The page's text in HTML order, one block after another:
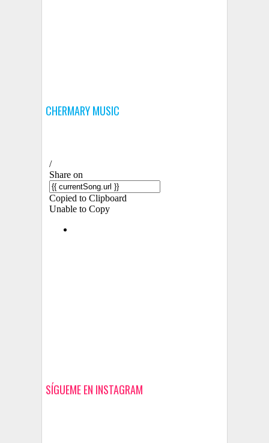
CHERMARY MUSIC
SÍGUEME EN INSTAGRAM